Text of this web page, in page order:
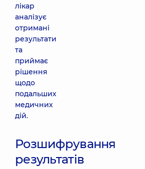
лікар
аналізує
отримані
результати
та
приймає
рішення
щодо
подальших
медичних
дій.
Розшифрування
результатів